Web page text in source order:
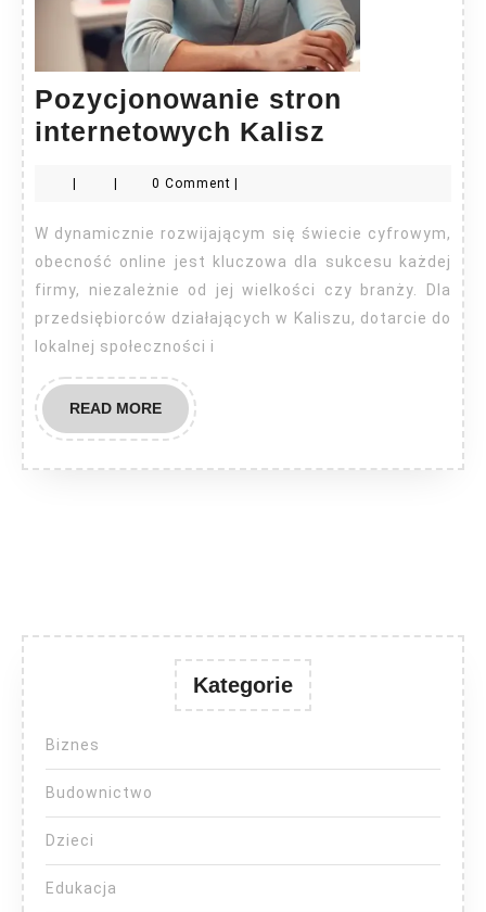
Pozycjonowanie stron
internetowych Kalisz
Kalisz
0 Comment
W dynamicznie rozwijającym się świecie cyfrowym,
obecność online jest kluczowa dla sukcesu każdej
firmy, niezależnie od jej wielkości czy branży. Dla
przedsiębiorców działających w Kaliszu, dotarcie do
lokalnej społeczności i
READ MOREREAD
MORE
Kategorie
Biznes
Budownictwo
Dzieci
Edukacja